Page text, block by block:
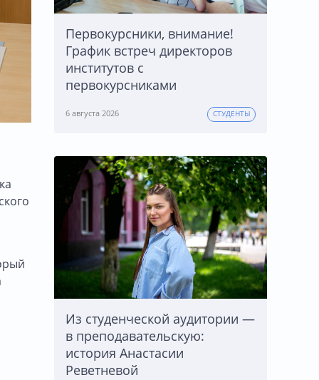
Первокурсники, внимание!
График встреч директоров
институтов с
первокурсниками
6 августа 2026 СТУДЕНТЫ
Из студенческой аудитории —
в преподавательскую:
история Анастасии
Реветневой